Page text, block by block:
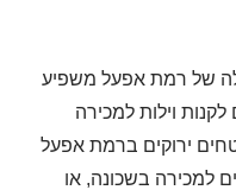
של רמת אפעל משפיע
וילות למכירה
ירוקים ברמת אפעל
למכירה בשכונה, או